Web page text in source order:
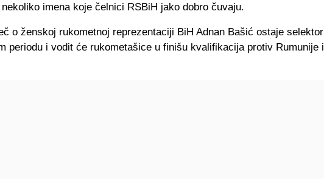
imena koje čelnici RSBiH jako dobro čuvaju.
o ženskoj rukometnoj reprezentaciji BiH Adnan Bašić ostaje selektor
periodu i vodit će rukometašice u finišu kvalifikacija protiv Rumunije i